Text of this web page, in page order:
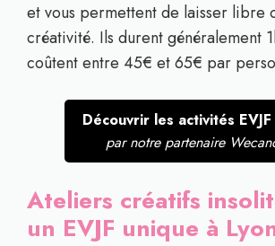
et vous permettent de laisser libre
créativité. Ils durent généralement
coûtent entre 45€ et 65€ par
Découvrir les activités EVJF
par notre partenaire
Ateliers créatifs
un EVJF unique à